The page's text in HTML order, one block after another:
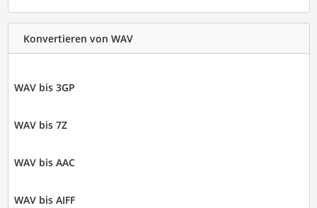
Konvertieren von WAV
WAV bis 3GP
WAV bis 7Z
WAV bis AAC
WAV bis AIFF